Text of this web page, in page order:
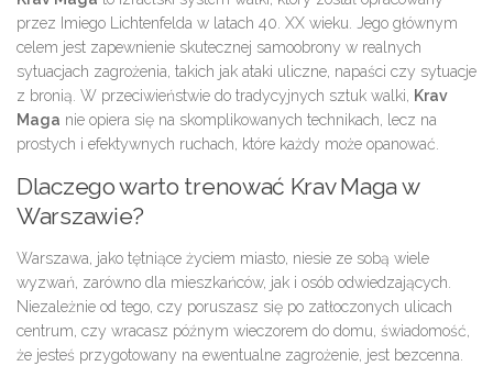
przez Imiego Lichtenfelda w latach 40. XX wieku. Jego głównym
celem jest zapewnienie skutecznej samoobrony w realnych
sytuacjach zagrożenia, takich jak ataki uliczne, napaści czy sytuacje
z bronią. W przeciwieństwie do tradycyjnych sztuk walki, Krav
Maga nie opiera się na skomplikowanych technikach, lecz na
prostych i efektywnych ruchach, które każdy może opanować.
Dlaczego warto trenować Krav Maga w
Warszawie?
Warszawa, jako tętniące życiem miasto, niesie ze sobą wiele
wyzwań, zarówno dla mieszkańców, jak i osób odwiedzających.
Niezależnie od tego, czy poruszasz się po zatłoczonych ulicach
centrum, czy wracasz późnym wieczorem do domu, świadomość,
że jesteś przygotowany na ewentualne zagrożenie, jest bezcenna.